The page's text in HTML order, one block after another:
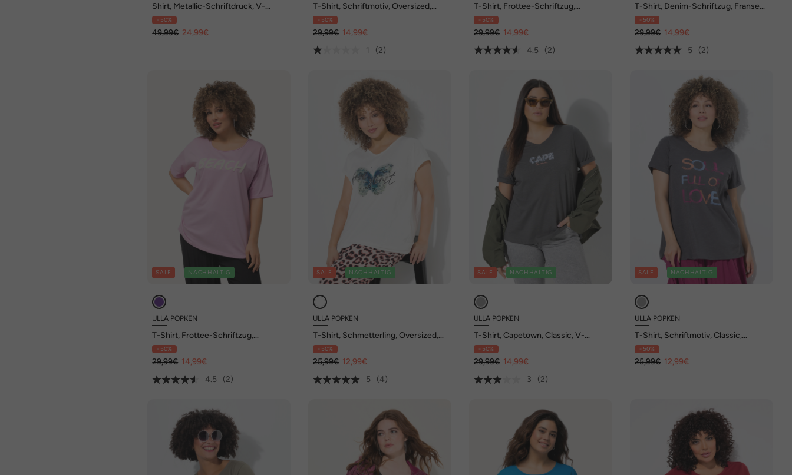
Shirt, Metallic-Schriftdruck, V-
Ausschnitt, 3/4-Arm
- 50%
49,99€ 24,99€
T-Shirt, Schriftmotiv, Oversized,
Rundhals, Halbarm
- 50%
29,99€ 14,99€
1
(2)
T-Shirt, Frottee-Schriftzug,
Oversized, Rundhals, Halbarm
- 50%
29,99€ 14,99€
4.5
(2)
T-Shirt, Denim-Schriftzug, Fransen,
Rundhals, Halbarm
- 50%
29,99€ 14,99€
5
(2)
SALE NACHHALTIG
ULLA POPKEN
T-Shirt, Frottee-Schriftzug,
Oversized, Rundhals, Halbarm
- 50%
29,99€ 14,99€
4.5
(2)
SALE NACHHALTIG
ULLA POPKEN
T-Shirt, Schmetterling, Oversized,
V-Ausschnitt, Halbarm
- 50%
25,99€ 12,99€
5
(4)
SALE NACHHALTIG
ULLA POPKEN
T-Shirt, Capetown, Classic, V-
Ausschnitt, Halbarm
- 50%
29,99€ 14,99€
3
(2)
SALE NACHHALTIG
ULLA POPKEN
T-Shirt, Schriftmotiv, Classic,
Rundhals, Halbarm
- 50%
25,99€ 12,99€